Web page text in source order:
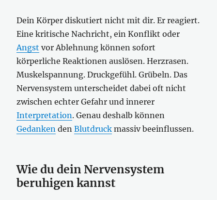
Dein Körper diskutiert nicht mit dir. Er reagiert.
Eine kritische Nachricht, ein Konflikt oder
Angst vor Ablehnung können sofort
körperliche Reaktionen auslösen. Herzrasen.
Muskelspannung. Druckgefühl. Grübeln. Das
Nervensystem unterscheidet dabei oft nicht
zwischen echter Gefahr und innerer
Interpretation. Genau deshalb können
Gedanken denBlutdruck massiv beeinflussen.
Wie du dein Nervensystem
beruhigen kannst